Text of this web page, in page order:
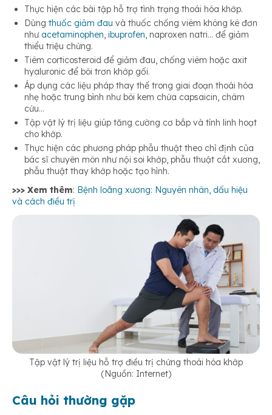
Thực hiện các bài tập hỗ trợ tình trạng thoái hóa khớp.
Dùng thuốc giảm đau và thuốc chống viêm không kê đơn
như acetaminophen, ibuprofen, naproxen natri… để giảm
thiểu triệu chứng.
Tiêm corticosteroid để giảm đau, chống viêm hoặc axit
hyaluronic để bôi trơn khớp gối.
Áp dụng các liệu pháp thay thế trong giai đoạn thoái hóa
nhẹ hoặc trung bình như bôi kem chứa capsaicin, châm
cứu…
Tập vật lý trị liệu giúp tăng cường cơ bắp và tính linh hoạt
cho khớp.
Thực hiện các phương pháp phẫu thuật theo chỉ định của
bác sĩ chuyên môn như nội soi khớp, phẫu thuật cắt xương,
phẫu thuật thay khớp hoặc tạo hình.
>>> Xem thêm: Bệnh loãng xương: Nguyên nhân, dấu hiệu
và cách điều trị
Tập vật lý trị liệu hỗ trợ điều trị chứng thoái hóa khớp
(Nguồn: Internet)
Câu hỏi thường gặp